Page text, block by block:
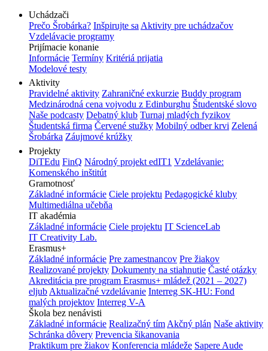
Uchádzači
Prečo Šrobárka? Inšpirujte sa Aktivity pre uchádzačov
Vzdelávacie programy
Prijímacie konanie
Informácie Termíny Kritériá prijatia
Modelové testy
Aktivity
Pravidelné aktivity Zahraničné exkurzie Buddy program
Medzinárodná cena vojvodu z Edinburghu Študentské slovo
Naše podcasty Debatný klub Turnaj mladých fyzikov
Študentská firma Červené stužky Mobilný odber krvi Zelená
Šrobárka Záujmové krúžky
Projekty
DiTEdu FinQ Národný projekt edIT1 Vzdelávanie:
Komenského inštitút
Gramotnosť
Základné informácie Ciele projektu Pedagogické kluby
Multimediálna učebňa
IT akadémia
Základné informácie Ciele projektu IT ScienceLab
IT Creativity Lab.
Erasmus+
Základné informácie Pre zamestnancov Pre žiakov
Realizované projekty Dokumenty na stiahnutie Časté otázky
Akreditácia pre program Erasmus+ mládež (2021 – 2027)
eljub Aktualizačné vzdelávanie Interreg SK-HU: Fond
malých projektov Interreg V-A
Škola bez nenávisti
Základné informácie Realizačný tím Akčný plán Naše aktivity
Schránka dôvery Prevencia šikanovania
Praktikum pre žiakov Konferencia mládeže Sapere Aude